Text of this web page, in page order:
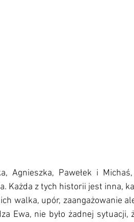
Agnieszka, Pawełek i
Każda z tych historii jest inna,
walka, upór, zaangażowanie
Ewa, nie było żadnej sytuacji,